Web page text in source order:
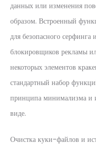
данных или изменения
образом. Встроенный
для безопасного
блокировщиков рекламы
некоторых элементов
стандартный набор
принципа минимализма и
виде.
Очистка куки-файлов и